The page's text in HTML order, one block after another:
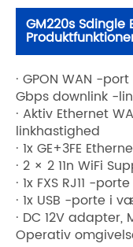
GM220s Sdingle
· GPON WAN -
Gbps downlink -
· Aktiv Ethernet
linkhastighed
· 1x GE+3FE
· 2 × 2 11n WiFi
· 1x FXS RJ11 -
· 1x USB -porte i
· DC 12V
Operativ